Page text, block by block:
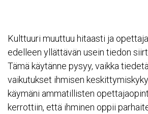
Kulttuuri muuttuu hitaasti ja
edelleen yllättävän usein tiedon
Tämä käytänne pysyy, vaikka
vaikutukset ihmisen
käymäni ammatillisten
kerrottiin, että ihminen oppii